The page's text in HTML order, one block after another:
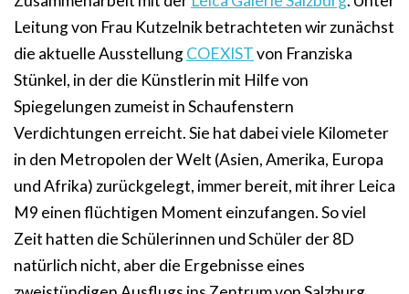
Leitung von Frau Kutzelnik betrachteten wir zunächst
die aktuelle AusstellungCOEXISTvon Franziska
Stünkel, in der die Künstlerin mit Hilfe von
Spiegelungen zumeist in Schaufenstern
Verdichtungen erreicht. Sie hat dabei viele Kilometer
in den Metropolen der Welt (Asien, Amerika, Europa
und Afrika) zurückgelegt, immer bereit, mit ihrer Leica
M9 einen flüchtigen Moment einzufangen. So viel
Zeit hatten die Schülerinnen und Schüler der 8D
natürlich nicht, aber die Ergebnisse eines